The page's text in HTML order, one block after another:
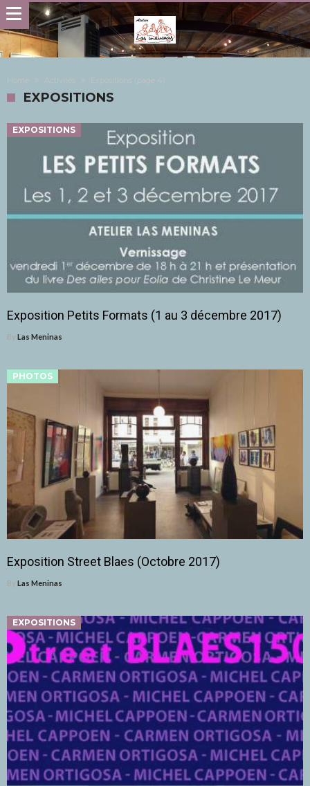
Home Activités Expositions (page 4)
EXPOSITIONS
EXPOSITIONS
Exposition Petits Formats (1 au 3 décembre 2017)
By Las Meninas
PHOTOS
Exposition Street Blaes (Octobre 2017)
By Las Meninas
EXPOSITIONS